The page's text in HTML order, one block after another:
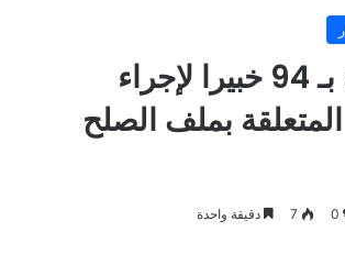
وضع قائمة بـ 94 خبيرا لإجراء
المتعلقة بملف الصلح
0
7 دقيقة واحدة